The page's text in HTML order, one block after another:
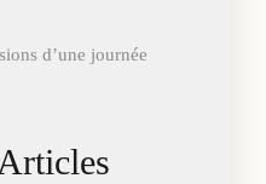
d’une journée